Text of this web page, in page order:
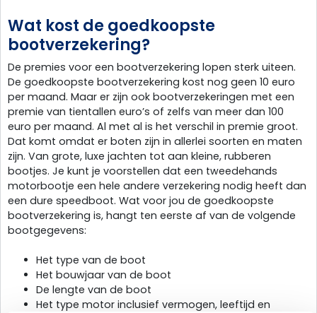
Wat kost de goedkoopste
bootverzekering?
De premies voor een bootverzekering lopen sterk uiteen.
De goedkoopste bootverzekering kost nog geen 10 euro
per maand. Maar er zijn ook bootverzekeringen met een
premie van tientallen euro’s of zelfs van meer dan 100
euro per maand. Al met al is het verschil in premie groot.
Dat komt omdat er boten zijn in allerlei soorten en maten
zijn. Van grote, luxe jachten tot aan kleine, rubberen
bootjes. Je kunt je voorstellen dat een tweedehands
motorbootje een hele andere verzekering nodig heeft dan
een dure speedboot. Wat voor jou de goedkoopste
bootverzekering is, hangt ten eerste af van de volgende
bootgegevens:
Het type van de boot
Het bouwjaar van de boot
De lengte van de boot
Het type motor inclusief vermogen, leeftijd en